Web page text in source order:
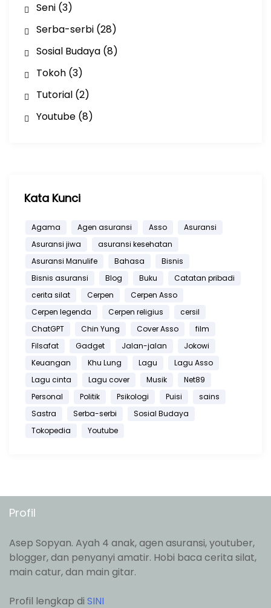
Seni(3)
Serba-serbi(28)
Sosial Budaya(8)
Tokoh(3)
Tutorial(2)
Youtube(8)
Kata Kunci
Agama Agen asuransi Asso
Asuransi
Asuransi jiwa
asuransi kesehatan
Asuransi Manulife
Bahasa
Bisnis
Bisnis asuransi
Blog Buku
Catatan pribadi
cerita silat
Cerpen
Cerpen Asso
Cerpen legenda
Cerpen religius
cersil
ChatGPT
Chin Yung Cover Asso
film
Filsafat
Gadget Jalan-jalan
Jokowi
Keuangan
Khu Lung Lagu
Lagu Asso
Lagu cinta
Lagu cover Musik
Net89
Personal
Politik Psikologi Puisi
sains
Sastra
Serba-serbi
Sosial Budaya
Tokopedia
Youtube
Profil
Asep Sopyan. Ayah 4 anak, agen asuransi, youtuber,
blogger, dan penyanyi amatir. Hobi baca cerita silat,
main catur, dan main gitar.
Profil lengkap di SINI